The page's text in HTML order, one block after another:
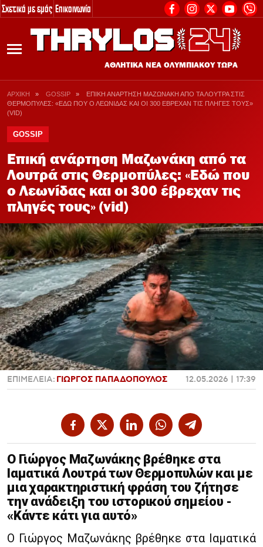
Σχετικά με εμάς Επικοινωνία
ΑΘΛΗΤΙΚΑ ΝΕΑ ΟΛΥΜΠΙΑΚΟΥ ΤΩΡΑ
ΑΡΧΙΚΗ » GOSSIP » ΕΠΙΚΗ ΑΝΑΡΤΗΣΗ ΜΑΖΩΝΑΚΗ ΑΠΟ ΤΑ ΛΟΥΤΡΑ ΣΤΙΣ
ΘΕΡΜΟΠΥΛΕΣ: «ΕΔΩ ΠΟΥ Ο ΛΕΩΝΙΔΑΣ ΚΑΙ ΟΙ 300 ΕΒΡΕΧΑΝ ΤΙΣ ΠΛΗΓΕΣ ΤΟΥΣ»
(VID)
GOSSIP
Επική ανάρτηση Μαζωνάκη από τα
Λουτρά στις Θερμοπύλες: «Εδώ που
ο Λεωνίδας και οι 300 έβρεχαν τις
πληγές τους» (vid)
ΕΠΙΜΕΛΕΙΑ: ΓΙΩΡΓΟΣ ΠΑΠΑΔΟΠΟΥΛΟΣ 12.05.2026 | 17:39
Ο Γιώργος Μαζωνάκης βρέθηκε στα
Ιαματικά Λουτρά των Θερμοπυλών και με
μια χαρακτηριστική φράση του ζήτησε
την ανάδειξη του ιστορικού σημείου -
«Κάντε κάτι για αυτό»
Ο Γιώργος Μαζωνάκης βρέθηκε στα Ιαματικά
2
τα Online Casino
Online Casino
Χωρις Ταυτοποιηση
Εταιριες
Στοιχηματικες Εταιριες
Καζίνο
για Ποκερ
ΤΑ ΡΟΣΤΕΡ ΟΛΩΝ
Ποδόσφαιρο
Μπάσκετ
Βόλεϊ
Βόλεϊ
Πόλο
Χαντμπολ